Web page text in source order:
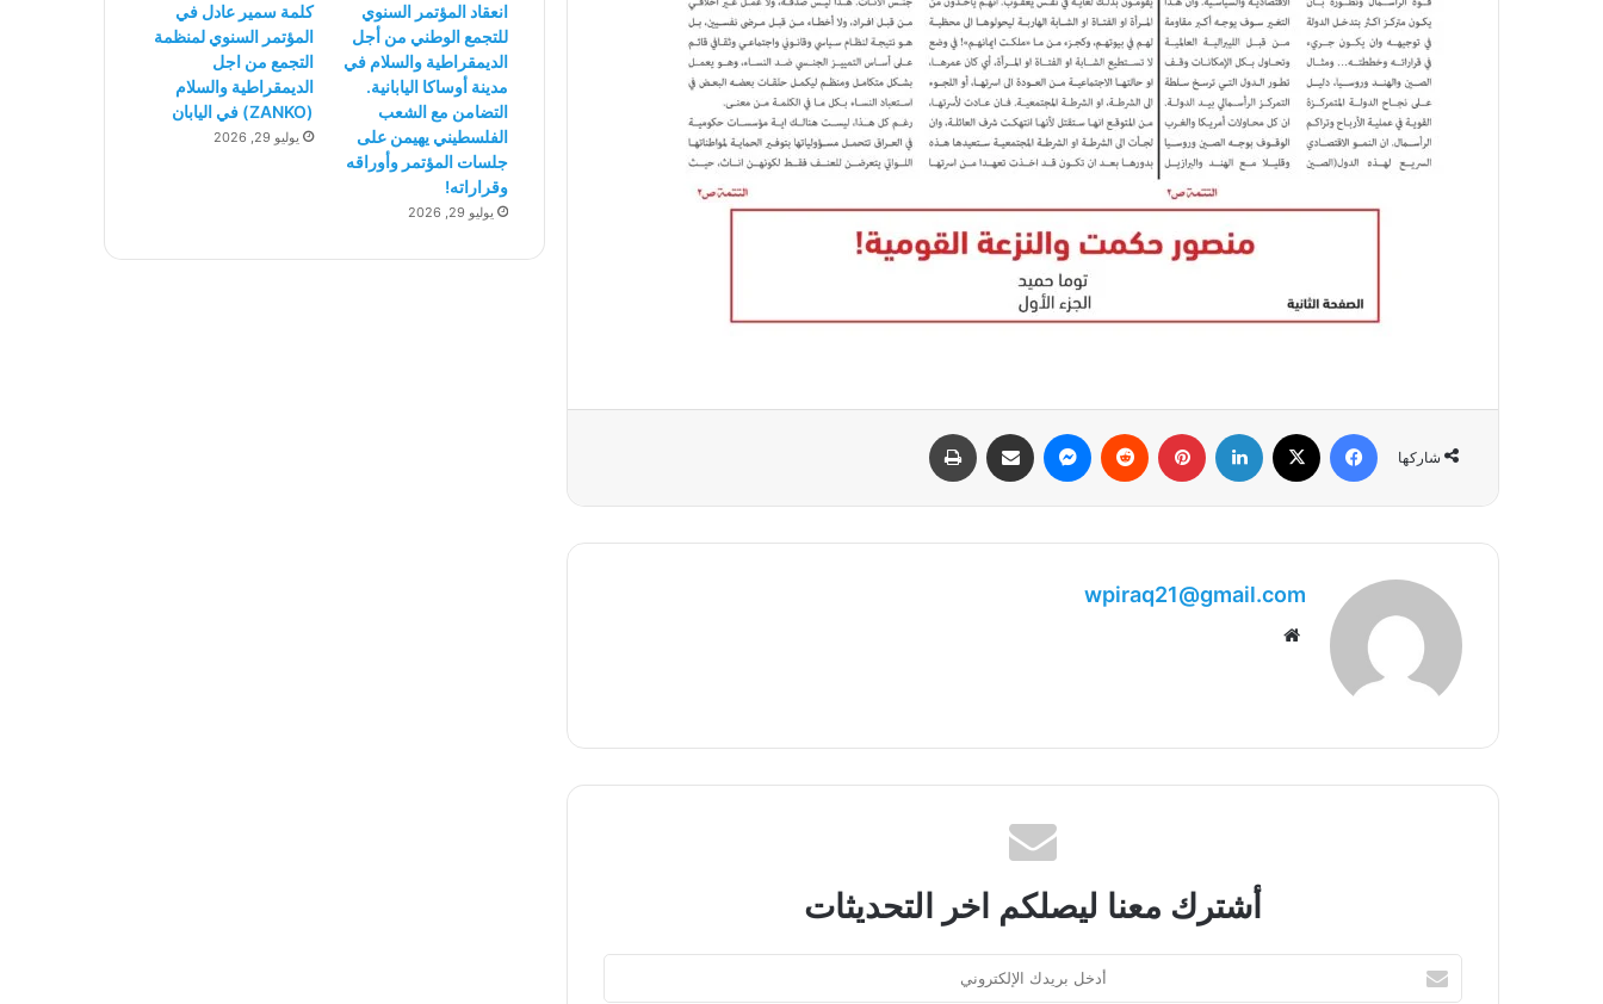
شاركها
فيسبوك لينكدإن بينتيريست ماسنجر مشاركة عبر البريد
wpiraq21@gmail.com
أشترك معنا ليصلكم اخر التحديثات
بريدك
انعقاد المؤتمر السنوي
للتجمع الوطني من أجل
الديمقراطية والسلام في
مدينة أوساكا اليابانية.
التضامن مع الشعب
الفلسطيني يهيمن على
جلسات المؤتمر وأوراقه
وقراراته!
يوليو 29, 2026
كلمة سمير عادل في
المؤتمر السنوي لمنظمة
التجمع من اجل
الديمقراطية والسلام
(ZANKO) في اليابان
يوليو 29, 2026